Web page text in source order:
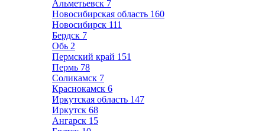
Альметьевск 7
Новосибирская область 160
Новосибирск 111
Бердск 7
Обь 2
Пермский край 151
Пермь 78
Соликамск 7
Краснокамск 6
Иркутская область 147
Иркутск 68
Ангарск 15